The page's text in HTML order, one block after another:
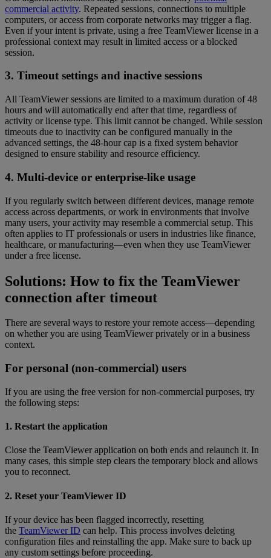
commercial activity. Repeated sessions, connections to multiple
computers, or access from corporate networks may trigger a flag.
Even if your intent is private, using a free TeamViewer license in a
professional context may result in limited access or a blocked
session.
3. Timeout settings and inactive sessions
All TeamViewer sessions are limited to a maximum duration of 48
hours and will automatically end after that time, regardless of
activity or license type. This limit cannot be changed. While session
timeouts due to inactivity can be configured manually in the
advanced settings, the 48-hour cap is a fixed system behavior
designed to ensure stability and resource efficiency.
4. Multi-device or enterprise-like usage
If you regularly switch between different devices, manage remote
access across departments, or work in environments that involve
many users, your activity may resemble a commercial setup. This
often applies to IT professionals or users in industries like finance,
healthcare, or manufacturing—even when they use TeamViewer
under a free license.
Solutions: How to fix the TeamViewer
connection after timeout
There are several ways to restore your remote access—depending
on whether you are using TeamViewer privately or in a business
context.
For personal (non-commercial) users
If you are using the free version for non-commercial purposes, try
the following steps:
1. Restart the application
Close the TeamViewer application on both ends and relaunch it. In
many cases, this simple step clears the temporary block and allows
you to reconnect.
2. Reset your TeamViewer ID
If your device has been flagged incorrectly, resetting
the TeamViewer ID can help. This process involves deleting
configuration files and reinstalling the app. Make sure to back up
any custom settings before proceeding.